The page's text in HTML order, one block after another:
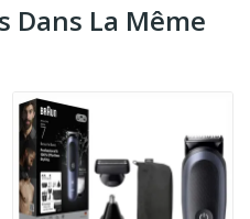
Dans La Même